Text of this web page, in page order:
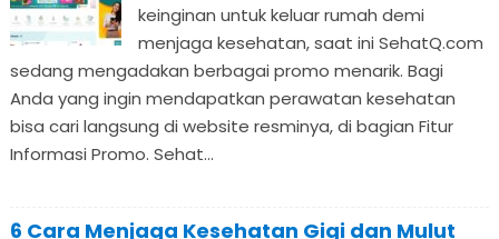
keinginan untuk keluar rumah demi
menjaga kesehatan, saat ini SehatQ.com
sedang mengadakan berbagai promo menarik. Bagi
Anda yang ingin mendapatkan perawatan kesehatan
bisa cari langsung di website resminya, di bagian Fitur
Informasi Promo. Sehat...
6 Cara Menjaga Kesehatan Gigi dan Mulut